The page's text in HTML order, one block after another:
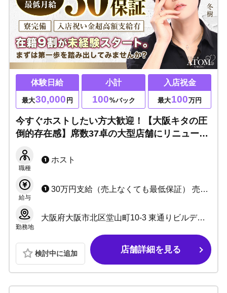
体験日給
最大30,000 円
小計
100%バック
入店祝金
最大100万円
今すぐホストしたい方大歓迎！【大阪キタの圧
倒的存在感】席数37卓の大型店舗にリニューア
円保証！入店祝金超高額支給☆各種賞金多数☆
職種
ホスト
給与
30万円支給（売上なくても最低保証） 売上に応じた歩合給 ※詳細はお問い合わせ下さい
勤務地
大阪府大阪市北区堂山町10-3 東通りビルディング1F
検討中に追加 店舗詳細を見る